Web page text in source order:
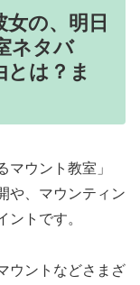
女の、明日
ネタバ
とは？ま
マウント教室」
や、マウンティン
ントです。
ウントなどさまざ